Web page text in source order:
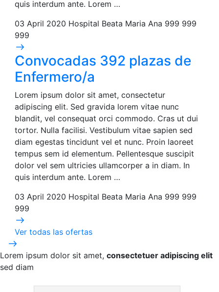
quis interdum ante. Lorem …
03 April 2020 Hospital Beata Maria Ana 999 999
999
Convocadas 392 plazas de
Enfermero/a
Lorem ipsum dolor sit amet, consectetur
adipiscing elit. Sed gravida lorem vitae nunc
blandit, vel consequat orci commodo. Cras ut dui
tortor. Nulla facilisi. Vestibulum vitae sapien sed
diam egestas tincidunt vel et nunc. Proin laoreet
tempus sem id elementum. Pellentesque suscipit
dolor vel sem ultricies ullamcorper a in diam. In
quis interdum ante. Lorem …
03 April 2020 Hospital Beata Maria Ana 999 999
999
Ver todas las ofertas
Lorem ipsum dolor sit amet, consectetuer adipiscing elit
sed diam